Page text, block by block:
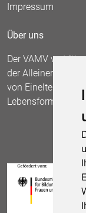
Impressum
Über uns
Der VAMV vertritt
der
von
Lebensform.